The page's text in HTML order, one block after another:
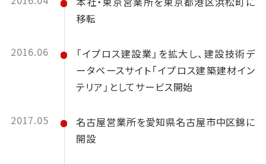
移転
2016.06
「イプロス建設業」を拡大し、建設技術デ
ータベースサイト「イプロス建築建材イン
テリア」としてサービス開始
2017.05
名古屋営業所を愛知県名古屋市中区錦に
開設